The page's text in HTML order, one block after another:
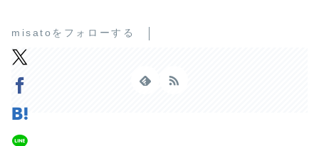
misatoをフォローする